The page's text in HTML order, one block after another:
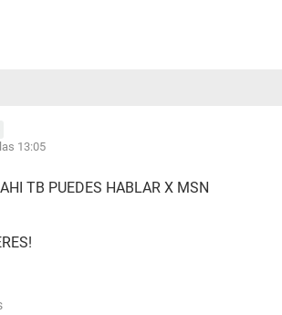
13:05
TB PUEDES HABLAR X MSN